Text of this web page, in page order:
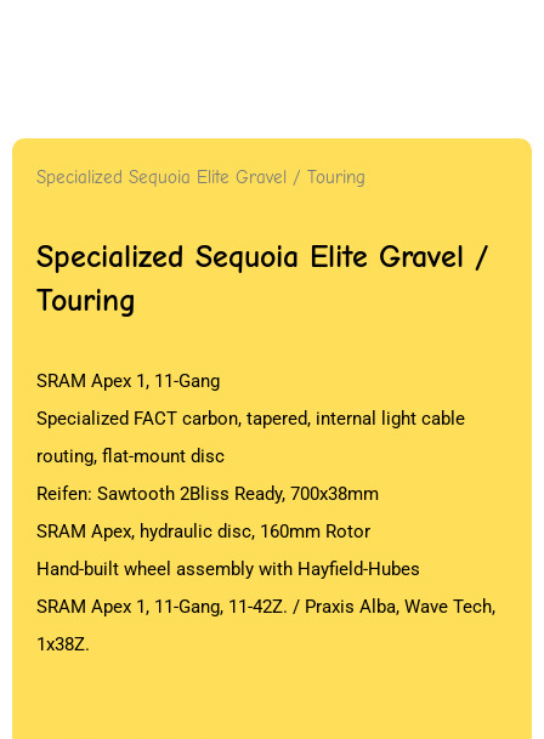
Specialized Sequoia Elite Gravel / Touring
Specialized Sequoia Elite Gravel /
Touring
SRAM Apex 1, 11-Gang
Specialized FACT carbon, tapered, internal light cable
routing, flat-mount disc
Reifen: Sawtooth 2Bliss Ready, 700x38mm
SRAM Apex, hydraulic disc, 160mm Rotor
Hand-built wheel assembly with Hayfield-Hubes
SRAM Apex 1, 11-Gang, 11-42Z. / Praxis Alba, Wave Tech,
1x38Z.